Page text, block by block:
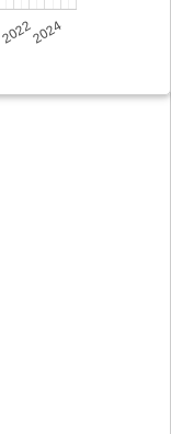
20222024